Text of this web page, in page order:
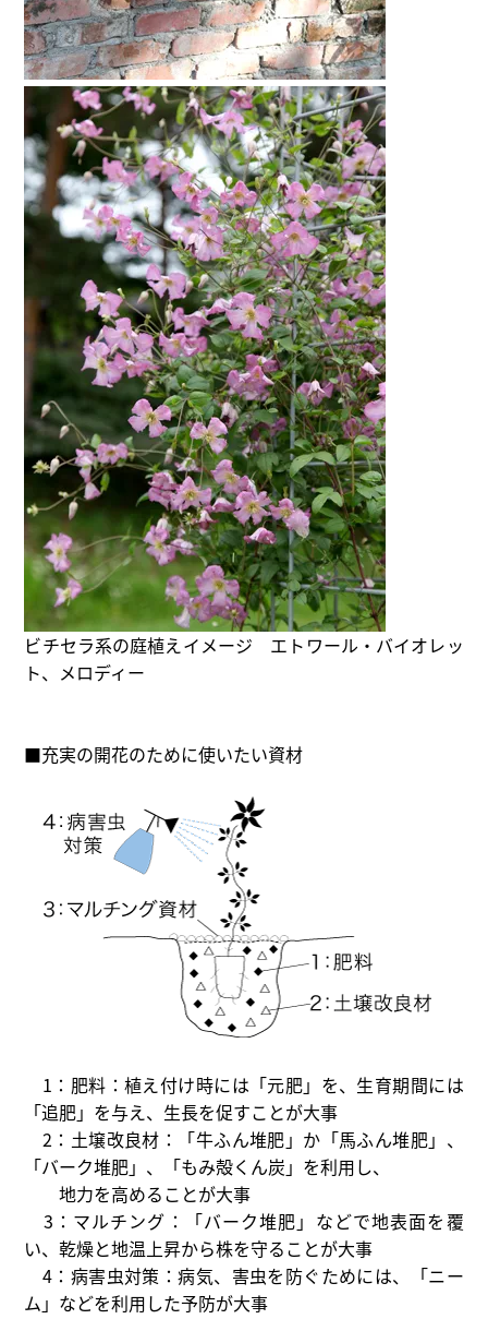
ビチセラ系の庭植えイメージ エトワール・バイオレッ
ト、メロディー
■充実の開花のために使いたい資材
1：肥料：植え付け時には「元肥」を、生育期間には
「追肥」を与え、生長を促すことが大事
2：土壌改良材：「牛ふん堆肥」か「馬ふん堆肥」、
「バーク堆肥」、「もみ殻くん炭」を利用し、
地力を高めることが大事
3：マルチング：「バーク堆肥」などで地表面を覆
い、乾燥と地温上昇から株を守ることが大事
4：病害虫対策：病気、害虫を防ぐためには、「ニー
ム」などを利用した予防が大事